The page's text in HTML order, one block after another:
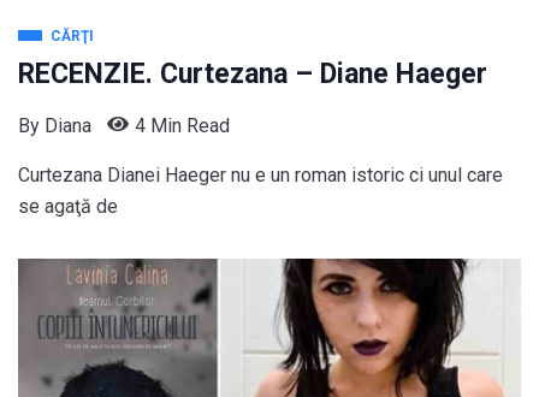
CĂRŢI
RECENZIE. Curtezana – Diane Haeger
By Diana 4 Min Read
Curtezana Dianei Haeger nu e un roman istoric ci unul care
se agaţă de